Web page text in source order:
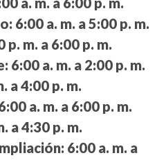
6:00 a. m. a 5:00 p. m.
p. m. a 6:00 p. m.
6:00 a. m. a 2:00 p. m.
a 4:00 p. m.
a. m. a 6:00 p. m.
a 4:30 p. m.
6:00 a. m. a